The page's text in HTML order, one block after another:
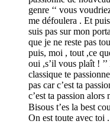
genre ‘‘ vous
me défoulera . Et
suis pas sur mon
que je ne reste pas
puis, moi , tout ,ce
oui ,s’il vous plaît !
classique te
pas car c’est ta
c’est ta passion alors
Bisous t’es la best
On est toute avec toi .